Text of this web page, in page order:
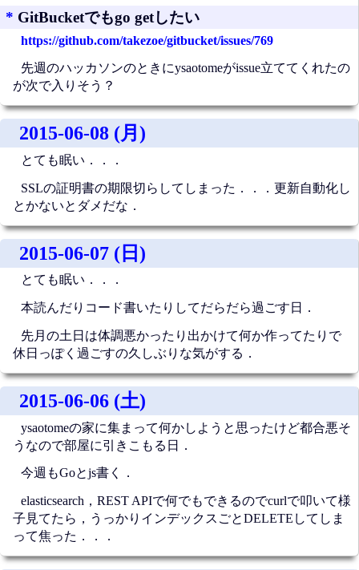
* GitBucketでもgo getしたい
https://github.com/takezoe/gitbucket/issues/769
先週のハッカソンのときにysaotomeがissue立ててくれたの
が次で入りそう？
2015-06-08 (月)
とても眠い．．．
SSLの証明書の期限切らしてしまった．．．更新自動化し
とかないとダメだな．
2015-06-07 (日)
とても眠い．．．
本読んだりコード書いたりしてだらだら過ごす日．
先月の土日は体調悪かったり出かけて何か作ってたりで
休日っぽく過ごすの久しぶりな気がする．
2015-06-06 (土)
ysaotomeの家に集まって何かしようと思ったけど都合悪そ
うなので部屋に引きこもる日．
今週もGoとjs書く．
elasticsearch，REST APIで何でもできるのでcurlで叩いて様
子見てたら，うっかりインデックスごとDELETEしてしま
って焦った．．．